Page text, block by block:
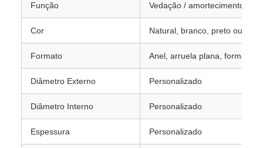
Função Vedação / amortecimento /
Cor Natural, branco, preto ou
Formato Anel, arruela plana, formato
Diâmetro Externo Personalizado
Diâmetro Interno Personalizado
Espessura Personalizado